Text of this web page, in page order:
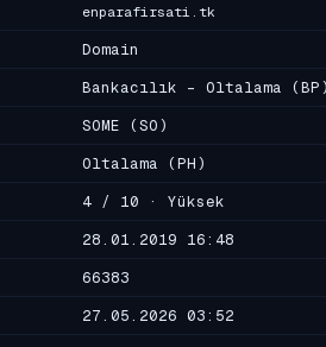
enparafirsati.tk
Domain
Bankacılık - Oltalama (BP)
SOME (SO)
Oltalama (PH)
4 / 10 · Yüksek
28.01.2019 16:48
66383
27.05.2026 03:52